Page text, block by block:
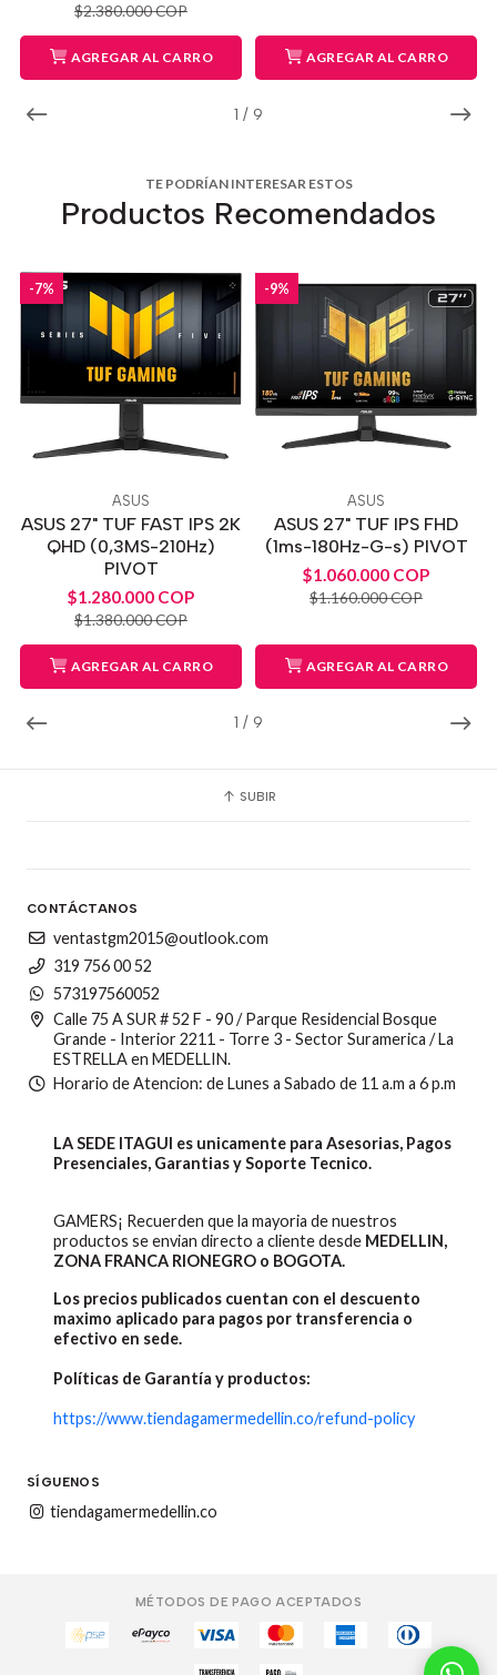
1 / 9
$2.380.000 COP
AGREGAR AL CARRO AGREGAR AL CARRO
TE PODRÍAN INTERESAR ESTOS
Productos Recomendados
1 / 9
-7%
ASUS
ASUS 27" TUF FAST IPS 2K
QHD (0,3MS-210Hz)
PIVOT
$1.280.000 COP
$1.380.000 COP
AGREGAR AL CARRO
-9%
ASUS
ASUS 27" TUF IPS FHD
(1ms-180Hz-G-s) PIVOT
$1.060.000 COP
$1.160.000 COP
AGREGAR AL CARRO
SUBIR
CONTÁCTANOS
ventastgm2015@outlook.com
319 756 00 52
573197560052
Calle 75 A SUR # 52 F - 90 / Parque Residencial Bosque
Grande - Interior 2211 - Torre 3 - Sector Suramerica / La
ESTRELLA en MEDELLIN.
Horario de Atencion: de Lunes a Sabado de 11 a.m a 6 p.m
LA SEDE ITAGUI es unicamente para Asesorias, Pagos
Presenciales, Garantias y Soporte Tecnico.
GAMERS¡ Recuerden que la mayoria de nuestros
productos se envian directo a cliente desde MEDELLIN,
ZONA FRANCA RIONEGRO o BOGOTA.
Los precios publicados cuentan con el descuento
maximo aplicado para pagos por transferencia o
efectivo en sede.
Políticas de Garantía y productos:
https://www.tiendagamermedellin.co/refund-policy
SÍGUENOS
tiendagamermedellin.co
MÉTODOS DE PAGO ACEPTADOS